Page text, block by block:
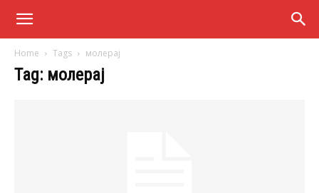
Home Tags молерај
Tag: молерај